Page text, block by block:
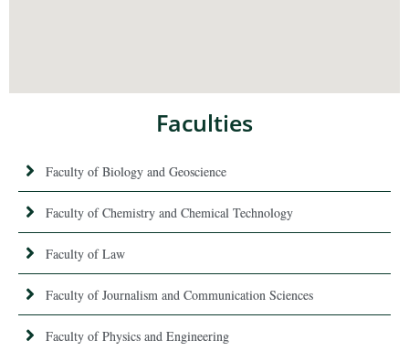
Faculties
Faculty of Biology and Geoscience
Faculty of Chemistry and Chemical Technology
Faculty of Law
Faculty of Journalism and Communication Sciences
Faculty of Physics and Engineering